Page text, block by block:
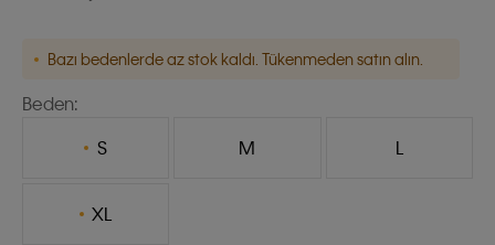
Bazı bedenlerde az stok kaldı. Tükenmeden satın alın.
Beden:
S
M L
XL